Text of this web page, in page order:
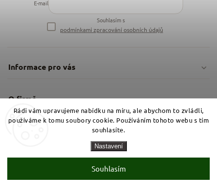
Rádi vám upravujeme nabídku na míru, ale abychom to zvládli,
používáme k tomu soubory cookie. Používáním tohoto webu s tím
souhlasíte.
Nastavení
Souhlasím
Informace pro vás
Obchodní podmínky
Reklamace a vrácení
Moje objednávka
E-mail
Souhlasím s
podmínkami zpracování osobních údajů
O firmě
O nás
Kariéra v NěmeckýEshop.cz